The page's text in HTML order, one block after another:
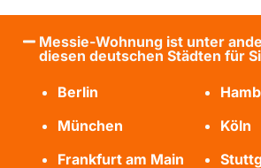
Messie-Wohnung ist unter
diesen deutschen Städten für
Berlin
München
Köln
Frankfurt am Main